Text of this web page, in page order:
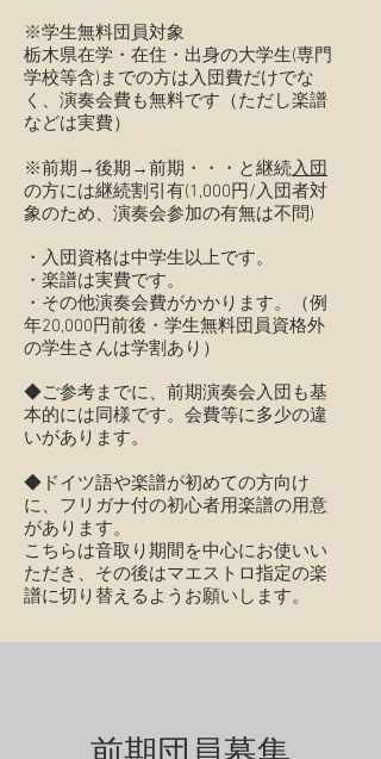
※学生無料団員対象
栃木県在学・在住・出身の大学生(専門
学校等含)までの方は入団費だけでな
く、演奏会費も無料です（ただし楽譜
などは実費）
※前期→後期→前期・・・と継続入団
の方には継続割引有(1,000円/入団者対
象のため、演奏会参加の有無は不問)
・入団資格は中学生以上です。
・楽譜は実費です。
・その他演奏会費がかかります。（例
年20,000円前後・学生無料団員資格外
の学生さんは学割あり）
​◆ご参考までに、前期演奏会入団も基
本的には同様です。会費等に多少の違
いがあります。
◆ドイツ語や楽譜が初めての方向け
に、フリガナ付の初心者用楽譜の用意
があります。
​こちらは音取り期間を中心にお使いい
ただき、その後はマエストロ指定の楽
譜に切り替えるようお願いします。